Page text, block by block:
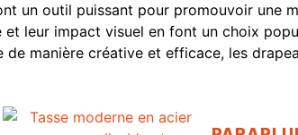
un outil puissant pour promouvoir une
leur impact visuel en font un choix
manière créative et efficace, les